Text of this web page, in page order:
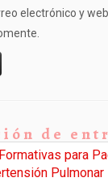
electrónico y
de
para
Pulmonar